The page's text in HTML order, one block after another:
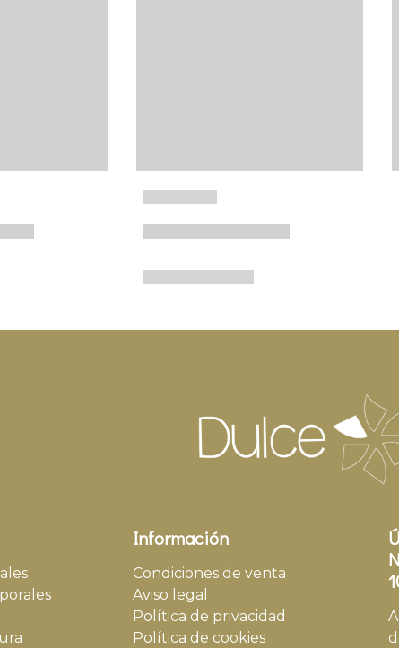
Información
Condiciones de venta
Aviso legal
Política de privacidad
Política de cookies